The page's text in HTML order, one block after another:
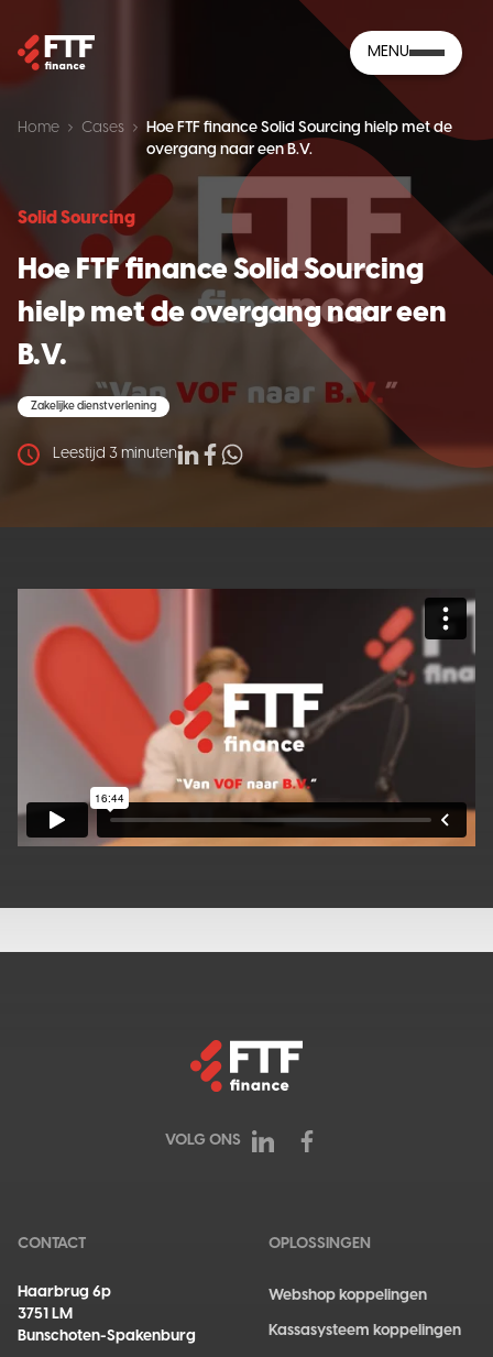
MENU
Home Cases
Hoe FTF finance Solid Sourcing hielp met de
overgang naar een B.V.
Solid Sourcing
Hoe FTF finance Solid Sourcing
hielp met de overgang naar een
B.V.
Zakelijke dienstverlening
Leestijd 3 minuten
VOLG ONS
LinkedIn FTF finance
Facebook FTF finance
CONTACT
Haarbrug 6p
3751 LM
Bunschoten-Spakenburg
OPLOSSINGEN
Webshop koppelingen
Kassasysteem koppelingen